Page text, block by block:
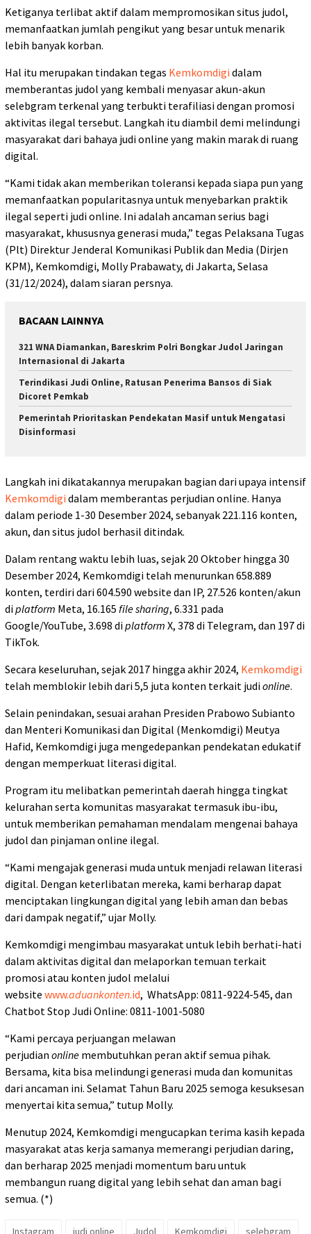
Ketiganya terlibat aktif dalam mempromosikan situs judol,
memanfaatkan jumlah pengikut yang besar untuk menarik
lebih banyak korban.
Hal itu merupakan tindakan tegas Kemkomdigi dalam
memberantas judol yang kembali menyasar akun-akun
selebgram terkenal yang terbukti terafiliasi dengan promosi
aktivitas ilegal tersebut. Langkah itu diambil demi melindungi
masyarakat dari bahaya judi online yang makin marak di ruang
digital.
“Kami tidak akan memberikan toleransi kepada siapa pun yang
memanfaatkan popularitasnya untuk menyebarkan praktik
ilegal seperti judi online. Ini adalah ancaman serius bagi
masyarakat, khususnya generasi muda,” tegas Pelaksana Tugas
(Plt) Direktur Jenderal Komunikasi Publik dan Media (Dirjen
KPM), Kemkomdigi, Molly Prabawaty, di Jakarta, Selasa
(31/12/2024), dalam siaran persnya.
BACAAN LAINNYA
321 WNA Diamankan, Bareskrim Polri Bongkar Judol Jaringan
Internasional di Jakarta
Terindikasi Judi Online, Ratusan Penerima Bansos di Siak
Dicoret Pemkab
Pemerintah Prioritaskan Pendekatan Masif untuk Mengatasi
Disinformasi
Langkah ini dikatakannya merupakan bagian dari upaya intensif
Kemkomdigi dalam memberantas perjudian online. Hanya
dalam periode 1-30 Desember 2024, sebanyak 221.116 konten,
akun, dan situs judol berhasil ditindak.
Dalam rentang waktu lebih luas, sejak 20 Oktober hingga 30
Desember 2024, Kemkomdigi telah menurunkan 658.889
konten, terdiri dari 604.590 website dan IP, 27.526 konten/akun
diplatform Meta, 16.165 file sharing, 6.331 pada
Google/YouTube, 3.698 diplatform X, 378 di Telegram, dan 197 di
TikTok.
Secara keseluruhan, sejak 2017 hingga akhir 2024, Kemkomdigi
telah memblokir lebih dari 5,5 juta konten terkait judionline.
Selain penindakan, sesuai arahan Presiden Prabowo Subianto
dan Menteri Komunikasi dan Digital (Menkomdigi) Meutya
Hafid, Kemkomdigi juga mengedepankan pendekatan edukatif
dengan memperkuat literasi digital.
Program itu melibatkan pemerintah daerah hingga tingkat
kelurahan serta komunitas masyarakat termasuk ibu-ibu,
untuk memberikan pemahaman mendalam mengenai bahaya
judol dan pinjaman online ilegal.
“Kami mengajak generasi muda untuk menjadi relawan literasi
digital. Dengan keterlibatan mereka, kami berharap dapat
menciptakan lingkungan digital yang lebih aman dan bebas
dari dampak negatif,” ujar Molly.
Kemkomdigi mengimbau masyarakat untuk lebih berhati-hati
dalam aktivitas digital dan melaporkan temuan terkait
promosi atau konten judol melalui
website www.aduankonten.id, WhatsApp: 0811-9224-545, dan
Chatbot Stop Judi Online: 0811-1001-5080
“Kami percaya perjuangan melawan
perjudian online membutuhkan peran aktif semua pihak.
Bersama, kita bisa melindungi generasi muda dan komunitas
dari ancaman ini. Selamat Tahun Baru 2025 semoga kesuksesan
menyertai kita semua,” tutup Molly.
Menutup 2024, Kemkomdigi mengucapkan terima kasih kepada
masyarakat atas kerja samanya memerangi perjudian daring,
dan berharap 2025 menjadi momentum baru untuk
membangun ruang digital yang lebih sehat dan aman bagi
semua. (*)
Instagram judi online Judol Kemkomdigi selebgram